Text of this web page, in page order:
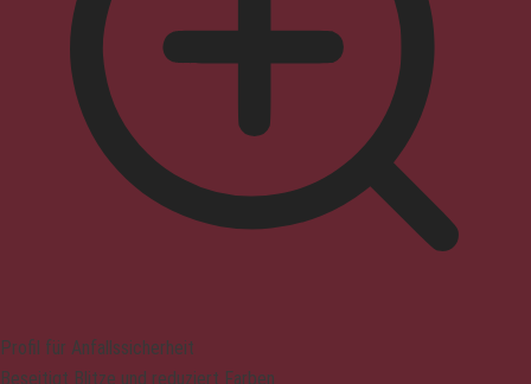
Profil für Anfallssicherheit
Beseitigt Blitze und reduziert Farben